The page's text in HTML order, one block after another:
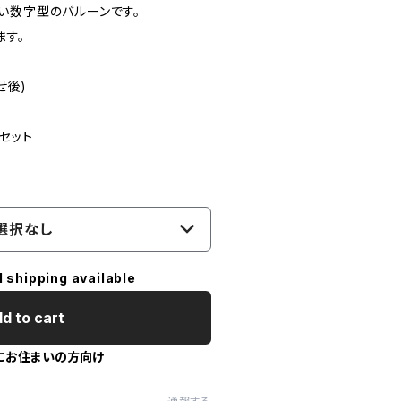
字型のバルーンです。
。
後)
ット
択なし
shipping available
to cart
お住まいの方向け